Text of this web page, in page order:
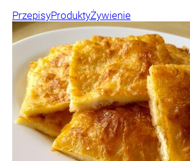
PrzepisyProduktyŻywienie